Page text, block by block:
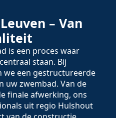
– Van
is een proces waar
staan. Bij
we een gestructureerde
uw zwembad. Van de
finale afwerking, ons
uit regio Hulshout